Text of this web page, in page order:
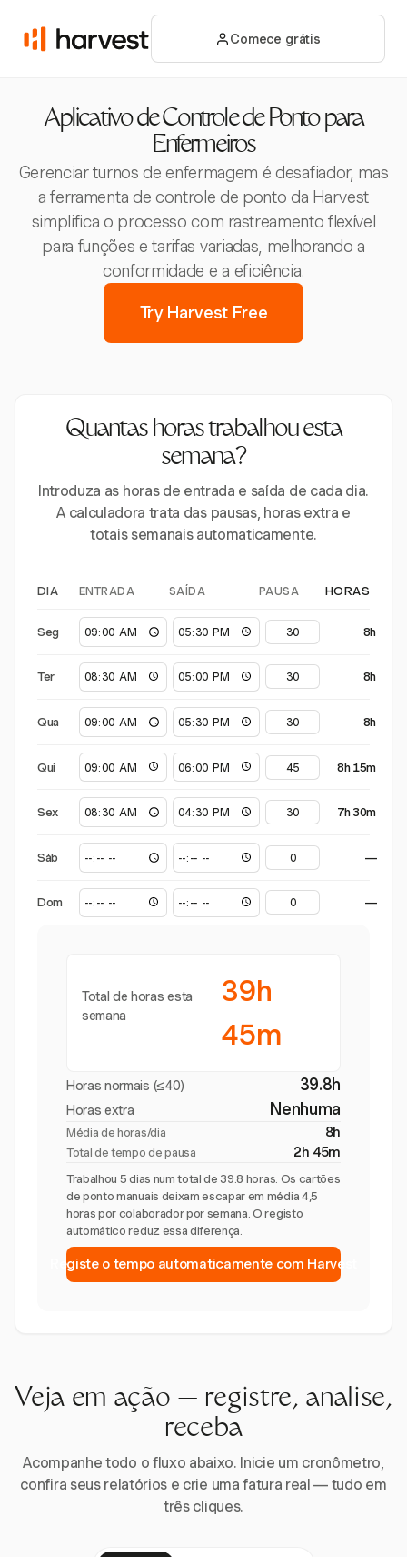
Comece grátis
Aplicativo de Controle de Ponto para
Enfermeiros
Gerenciar turnos de enfermagem é desafiador, mas
a ferramenta de controle de ponto da Harvest
simplifica o processo com rastreamento flexível
para funções e tarifas variadas, melhorando a
conformidade e a eficiência.
Try Harvest Free
Quantas horas trabalhou esta
semana?
Introduza as horas de entrada e saída de cada dia.
A calculadora trata das pausas, horas extra e
totais semanais automaticamente.
DIA ENTRADA SAÍDA PAUSA HORAS
Seg 8h
Ter 8h
Qua 8h
Qui 8h 15m
Sex 7h 30m
Sáb —
Dom —
Total de horas esta
semana
39h
45m
Horas normais (≤40) 39.8h
Horas extra Nenhuma
Média de horas/dia 8h
Total de tempo de pausa 2h 45m
Trabalhou 5 dias num total de 39.8 horas. Os cartões
de ponto manuais deixam escapar em média 4,5
horas por colaborador por semana. O registo
automático reduz essa diferença.
Registe o tempo automaticamente com Harvest
Veja em ação — registre, analise,
receba
Acompanhe todo o fluxo abaixo. Inicie um cronômetro,
confira seus relatórios e crie uma fatura real — tudo em
três cliques.